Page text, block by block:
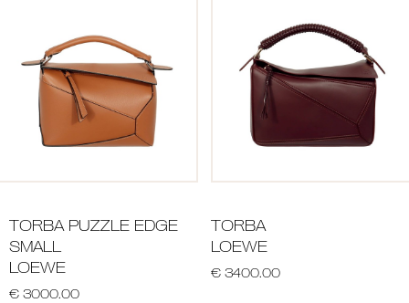
TORBA PUZZLE EDGE
SMALL
LOEWE
€ 3000.00
TORBA
LOEWE
€ 3400.00